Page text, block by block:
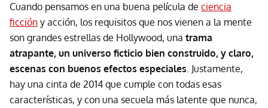
Cuando pensamos en una buena película de ciencia
ficción y acción, los requisitos que nos vienen a la mente
son grandes estrellas de Hollywood, una trama
atrapante, un universo ficticio bien construido, y claro,
escenas con buenos efectos especiales. Justamente,
hay una cinta de 2014 que cumple con todas esas
características, y con una secuela más latente que nunca,